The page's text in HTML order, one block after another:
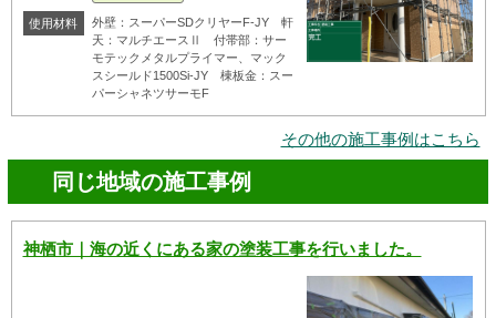
使用材料
外壁：スーパーSDクリヤーF-JY 軒
天：マルチエースⅡ 付帯部：サー
モテックメタルプライマー、マック
スシールド1500Si-JY 棟板金：スー
パーシャネツサーモF
その他の施工事例はこちら
同じ地域の施工事例
神栖市｜海の近くにある家の塗装工事を行いました。